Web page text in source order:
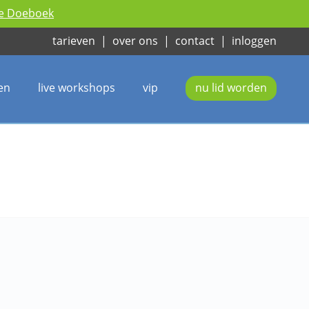
Doeboek
tarieven | over ons | contact | inloggen
nu lid worden
vip
live workshops